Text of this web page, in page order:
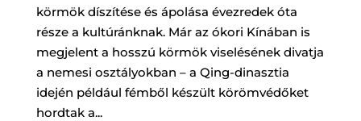
körmök díszítése és ápolása évezredek óta
része a kultúránknak. Már az ókori Kínában is
megjelent a hosszú körmök viselésének divatja
a nemesi osztályokban – a Qing-dinasztia
idején például fémből készült körömvédőket
hordtak a...